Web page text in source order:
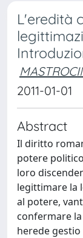
L'eredità
2011-01-01
Abstract
Il diritto
potere
loro
legittimare la
al potere,
confermare
herede